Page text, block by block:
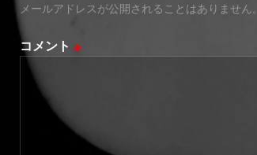
メールアドレスが公開されることはありません。
コメント ※